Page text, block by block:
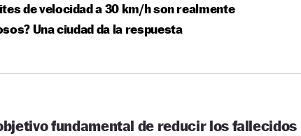
de velocidad a 30 km/h son realmente
Una ciudad da la respuesta
fundamental de reducir los fallecidos